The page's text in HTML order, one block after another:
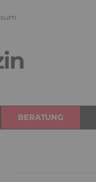
BERATUNG